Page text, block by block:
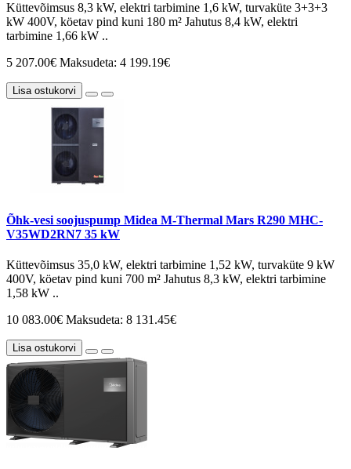
Küttevõimsus 8,3 kW, elektri tarbimine 1,6 kW, turvaküte 3+3+3
kW 400V, köetav pind kuni 180 m² Jahutus 8,4 kW, elektri
tarbimine 1,66 kW ..
5 207.00€ Maksudeta: 4 199.19€
Lisa ostukorvi
Õhk-vesi soojuspump Midea M-Thermal Mars R290 MHC-
V35WD2RN7 35 kW
Küttevõimsus 35,0 kW, elektri tarbimine 1,52 kW, turvaküte 9 kW
400V, köetav pind kuni 700 m² Jahutus 8,3 kW, elektri tarbimine
1,58 kW ..
10 083.00€ Maksudeta: 8 131.45€
Lisa ostukorvi